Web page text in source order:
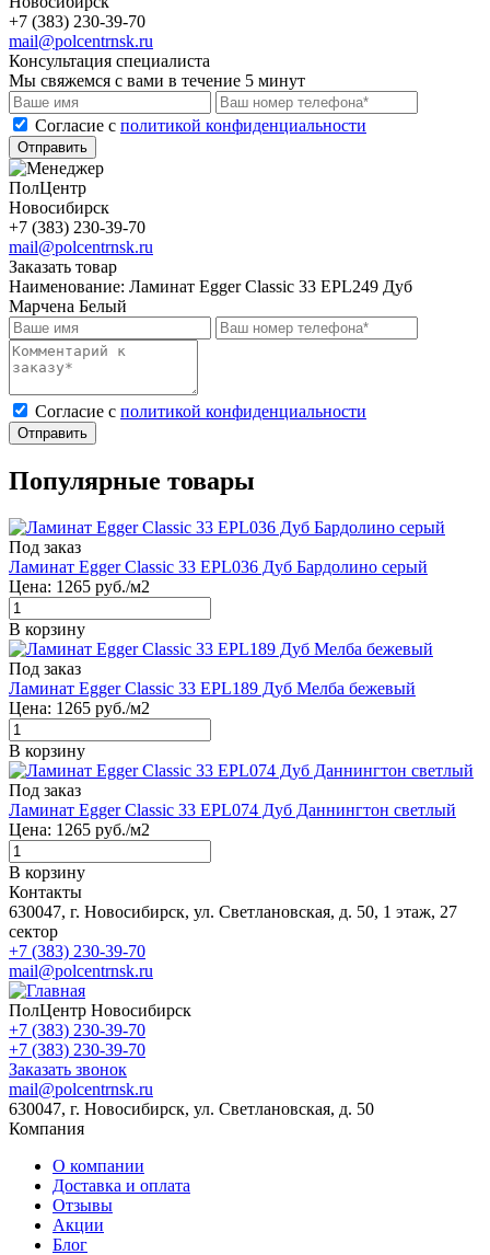
+7 (383) 230-39-70
mail@polcentrnsk.ru
Консультация специалиста
Мы свяжемся с вами в течение 5 минут
Cогласие с политикой конфиденциальности
Отправить
ПолЦентр
Новосибирск
+7 (383) 230-39-70
mail@polcentrnsk.ru
Заказать товар
Наименование: Ламинат Egger Classic 33 EPL249 Дуб
Марчена Белый
Cогласие с политикой конфиденциальности
Отправить
Популярные товары
Под заказ
Ламинат Egger Classic 33 EPL036 Дуб Бардолино серый
Цена: 1265 руб./м2
В корзину
Под заказ
Ламинат Egger Classic 33 EPL189 Дуб Мелба бежевый
Цена: 1265 руб./м2
В корзину
Под заказ
Ламинат Egger Classic 33 EPL074 Дуб Даннингтон светлый
Цена: 1265 руб./м2
В корзину
Контакты
630047, г. Новосибирск, ул. Светлановская, д. 50, 1 этаж, 27
сектор
+7 (383) 230-39-70
mail@polcentrnsk.ru
ПолЦентр Новосибирск
+7 (383) 230-39-70
+7 (383) 230-39-70
Заказать звонок
mail@polcentrnsk.ru
630047, г. Новосибирск, ул. Светлановская, д. 50
Компания
О компании
Доставка и оплата
Отзывы
Акции
Блог